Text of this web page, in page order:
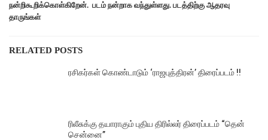
நன்றிகூறிக்கொள்கிறேன். படம் நன்றாக வந்துள்ளது. படத்திற்கு ஆதரவு
தாருங்கள்
RELATED POSTS
ரசிகர்கள் கொண்டாடும் ‘ராஜபுத்திரன்’ திரைப்படம் !!
ரிலீசுக்கு தயாராகும் புதிய திரில்லர் திரைப்படம் “தென்
சென்னை”